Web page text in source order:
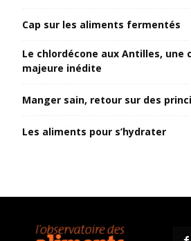
Cap sur les aliments fermentés
Le chlordécone aux Antilles, une
majeure inédite
Manger sain, retour sur des
Les aliments pour s’hydrater